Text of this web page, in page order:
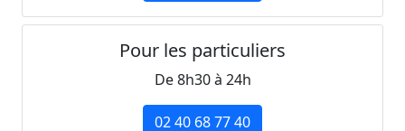
Pour les particuliers
De 8h30 à 24h
02 40 68 77 40